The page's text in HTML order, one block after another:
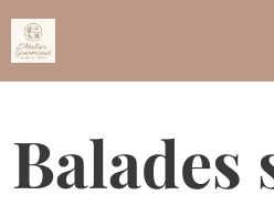
Balades